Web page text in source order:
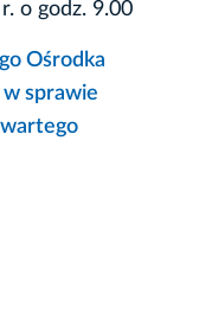
o godz. 9.00
Ośrodka
w sprawie